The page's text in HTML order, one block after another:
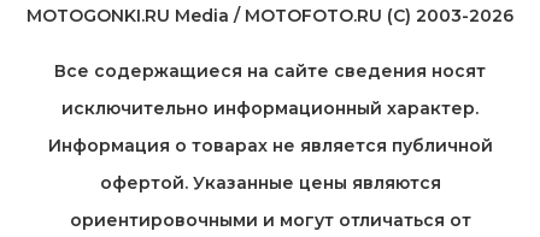
MOTOGONKI.RU Media / MOTOFOTO.RU (C) 2003-2026
Все содержащиеся на cайте сведения носят
исключительно информационный характер.
Информация о товарах не является публичной
офертой. Указанные цены являются
ориентировочными и могут отличаться от